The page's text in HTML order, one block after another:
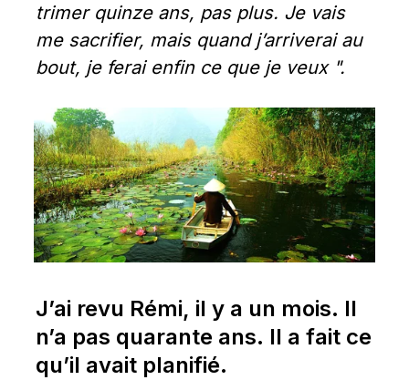
trimer quinze ans, pas plus. Je vais
me sacrifier, mais quand j’arriverai au
bout, je ferai enfin ce que je veux ".
J’ai revu Rémi, il y a un mois. Il
n’a pas quarante ans. Il a fait ce
qu’il avait planifié.